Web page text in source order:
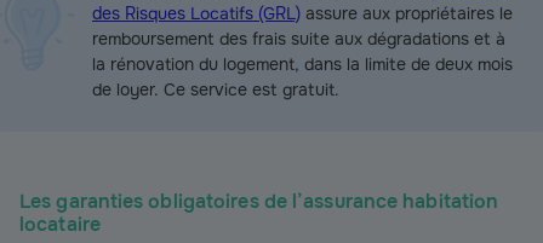
des Risques Locatifs (GRL) assure aux propriétaires le
remboursement des frais suite aux dégradations et à
la rénovation du logement, dans la limite de deux mois
de loyer. Ce service est gratuit.
Les garanties obligatoires de l’assurance habitation
locataire